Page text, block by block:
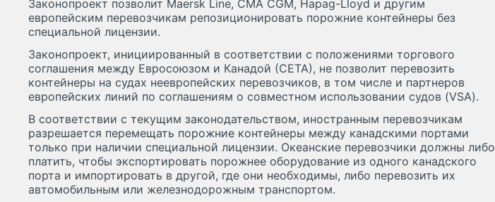
Законопроект позволит Maersk Line, CMA CGM, Hapag-Lloyd и другим
европейским перевозчикам репозиционировать порожние контейнеры без
специальной лицензии.
Законопроект, инициированный в соответствии с положениями торгового
соглашения между Евросоюзом и Канадой (СЕТА), не позволит перевозить
контейнеры на судах неевропейских перевозчиков, в том числе и партнеров
европейских линий по соглашениям о совместном использовании судов (VSA).
В соответствии с текущим законодательством, иностранным перевозчикам
разрешается перемещать порожние контейнеры между канадскими портами
только при наличии специальной лицензии. Океанские перевозчики должны либо
платить, чтобы экспортировать порожнее оборудование из одного канадского
порта и импортировать в другой, где они необходимы, либо перевозить их
автомобильным или железнодорожным транспортом.